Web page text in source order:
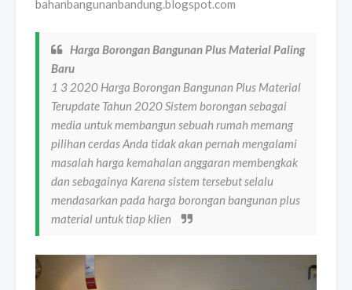
bahanbangunanbandung.blogspot.com
Harga Borongan Bangunan Plus Material Paling
Baru
1 3 2020 Harga Borongan Bangunan Plus Material
Terupdate Tahun 2020 Sistem borongan sebagai
media untuk membangun sebuah rumah memang
pilihan cerdas Anda tidak akan pernah mengalami
masalah harga kemahalan anggaran membengkak
dan sebagainya Karena sistem tersebut selalu
mendasarkan pada harga borongan bangunan plus
material untuk tiap klien